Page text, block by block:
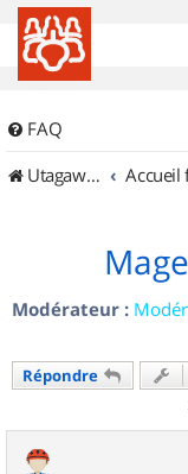
FAQ
UtagawaVTT (Randos VTT et VTTAE avec traces GPS)
Modérateur :
Répondre